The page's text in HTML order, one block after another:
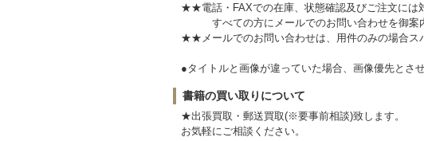
★★電話・FAXでの在庫、状態確認及びご注文に
すべての方にメールでのお問い合わせを御案
★★メールでのお問い合わせは、用件のみの場合
●タイトルと画像が違っていた場合、画像優先とさ
書籍の買い取りについて
★出張買取・郵送買取(※要事前相談)致します。
お気軽にご相談ください。